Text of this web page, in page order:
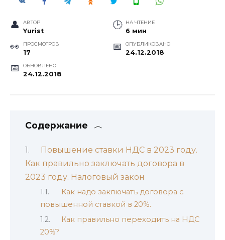
АВТОР
Yurist
НА ЧТЕНИЕ
6 мин
ПРОСМОТРОВ
17
ОПУБЛИКОВАНО
24.12.2018
ОБНОВЛЕНО
24.12.2018
Содержание
Повышение ставки НДС в 2023 году.
Как правильно заключать договора в
2023 году. Налоговый закон
Как надо заключать договора с
повышенной ставкой в 20%.
Как правильно переходить на НДС
20%?